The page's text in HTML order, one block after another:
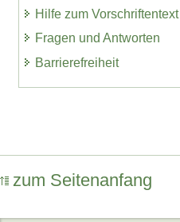
Hilfe zum Vorschriftentext
Fragen und Antworten
Barrierefreiheit
zum Seitenanfang